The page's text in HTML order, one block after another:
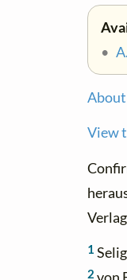
•
View
1
2